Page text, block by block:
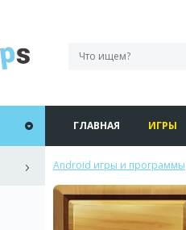
ГЛАВНАЯ ИГРЫ
Android игры и программы